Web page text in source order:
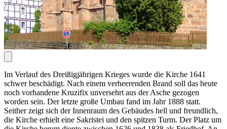
Im Verlauf des Dreißigjährigen Krieges wurde die Kirche 1641
schwer beschädigt. Nach einem verheerenden Brand soll das heute
noch vorhandene Kruzifix unversehrt aus der Asche gezogen
worden sein. Der letzte große Umbau fand im Jahr 1888 statt.
Seither zeigt sich der Innenraum des Gebäudes hell und freundlich,
die Kirche erhielt eine Sakristei und den spitzen Turm. Der Platz um